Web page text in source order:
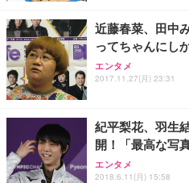
近藤春菜、田中
ってちゃんにし
エンタメ
2017.11.27(月) 23:31
紀平梨花、羽生
開！「最高な写
エンタメ
2018.6.11(月) 15:58